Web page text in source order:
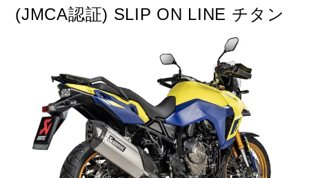
FANTIC GASGAS GILERA
ITALJET KIMCO KTM MOTO GUZZI
PIAGGIO SYM TRIUMPH VESPA
閉じる
(JMCA認証) SLIP ON LINE チタン